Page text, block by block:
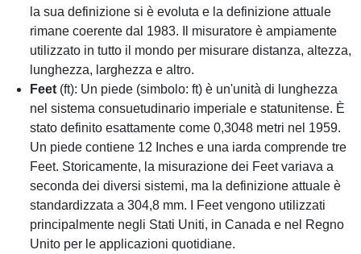
la sua definizione si è evoluta e la definizione attuale
rimane coerente dal 1983. Il misuratore è ampiamente
utilizzato in tutto il mondo per misurare distanza, altezza,
lunghezza, larghezza e altro.
Feet (ft): Un piede (simbolo: ft) è un'unità di lunghezza
nel sistema consuetudinario imperiale e statunitense. È
stato definito esattamente come 0,3048 metri nel 1959.
Un piede contiene 12 Inches e una iarda comprende tre
Feet. Storicamente, la misurazione dei Feet variava a
seconda dei diversi sistemi, ma la definizione attuale è
standardizzata a 304,8 mm. I Feet vengono utilizzati
principalmente negli Stati Uniti, in Canada e nel Regno
Unito per le applicazioni quotidiane.